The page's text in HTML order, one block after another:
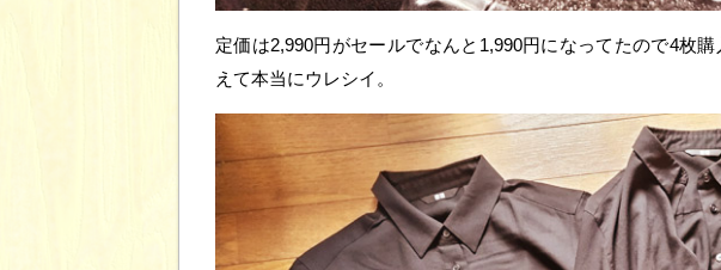
定価は2,990円がセールでなんと1,990円になってたので4枚
えて本当にウレシイ。